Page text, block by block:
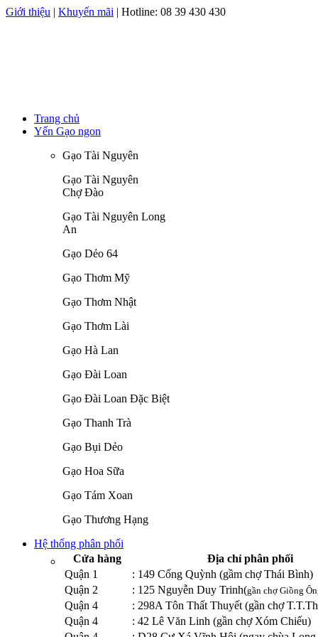
Giới thiệu | Khuyến mãi | Hotline: 08 39 430 430
Trang chủ
Yến Gạo ngon
Gạo Tài Nguyên
Gạo Tài Nguyên
Chợ Đào
Gạo Tài Nguyên Long
An
Gạo Dẻo 64
Gạo Thơm Mỹ
Gạo Thơm Nhật
Gạo Thơm Lài
Gạo Hà Lan
Gạo Đài Loan
Gạo Đài Loan Đặc Biệt
Gạo Thanh Trà
Gạo Bụi Dẻo
Gạo Hoa Sữa
Gạo Tám Xoan
Gạo Thương Hạng
Hệ thống phân phối
Cửa hàng
Địa chỉ phân phối
Quận 1
: 149 Cống Quỳnh (gầm chợ Thái Bình)
Quận 2
: 125 Nguyễn Duy Trinh(gần chợ Giồng
Quận 4
: 298A Tôn Thất Thuyết (gần chợ
Quận 4
: 42 Lê Văn Linh (gần chợ Xóm Chiếu)